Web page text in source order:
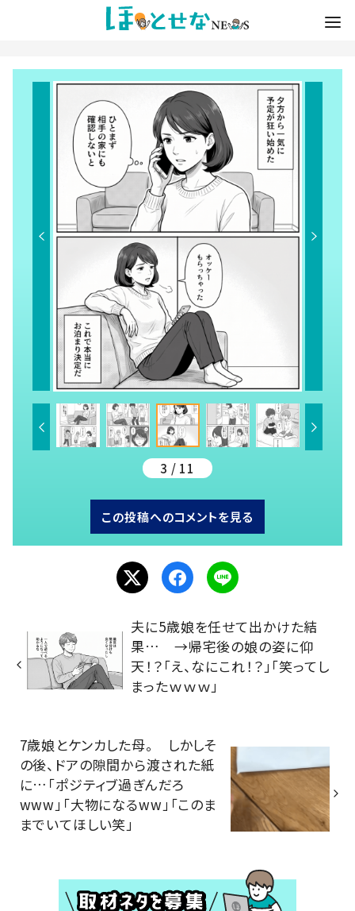
3 / 11
この投稿へのコメントを見る
夫に5歳娘を任せて出かけた結
果… →帰宅後の娘の姿に仰
天！？「え、なにこれ！？」「笑ってし
まったｗｗｗ」
7歳娘とケンカした母。 しかしそ
の後、ドアの隙間から渡された紙
に…「ポジティブ過ぎんだろ
www」「大物になるww」「このま
までいてほしい笑」